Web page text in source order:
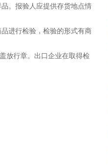
。报验人应提供存货地点情
进行检验，检验的形式有商
放行章。出口企业在取得检